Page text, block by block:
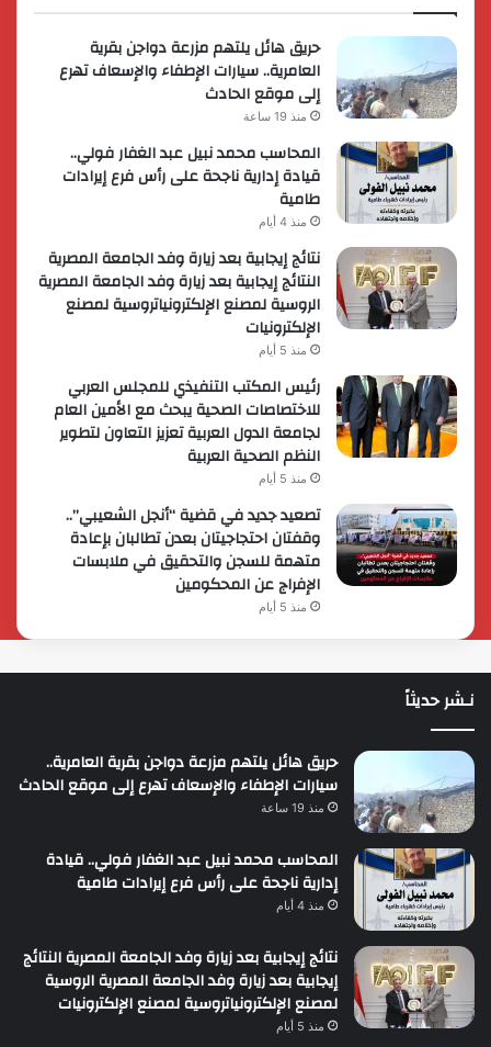
حريق هائل يلتهم مزرعة دواجن بقرية
العامرية.. سيارات الإطفاء والإسعاف تهرع
إلى موقع الحادث
منذ 19 ساعة
المحاسب محمد نبيل عبد الغفار فولي..
قيادة إدارية ناجحة على رأس فرع إيرادات
طامية
منذ 4 أيام
نتائج إيجابية بعد زيارة وفد الجامعة المصرية
النتائج إيجابية بعد زيارة وفد الجامعة المصرية
الروسية لمصنع الإلكترونياتروسية لمصنع
الإلكترونيات
منذ 5 أيام
رئيس المكتب التنفيذي للمجلس العربي
للاختصاصات الصحية يبحث مع الأمين العام
لجامعة الدول العربية تعزيز التعاون لتطوير
النظم الصحية العربية
منذ 5 أيام
تصعيد جديد في قضية “أنجل الشعيبي”..
وقفتان احتجاجيتان بعدن تطالبان بإعادة
متهمة للسجن والتحقيق في ملابسات
الإفراج عن المحكومين
منذ 5 أيام
نـشر حديثاً
حريق هائل يلتهم مزرعة دواجن بقرية العامرية..
سيارات الإطفاء والإسعاف تهرع إلى موقع الحادث
منذ 19 ساعة
المحاسب محمد نبيل عبد الغفار فولي.. قيادة
إدارية ناجحة على رأس فرع إيرادات طامية
منذ 4 أيام
نتائج إيجابية بعد زيارة وفد الجامعة المصرية النتائج
إيجابية بعد زيارة وفد الجامعة المصرية الروسية
لمصنع الإلكترونياتروسية لمصنع الإلكترونيات
منذ 5 أيام